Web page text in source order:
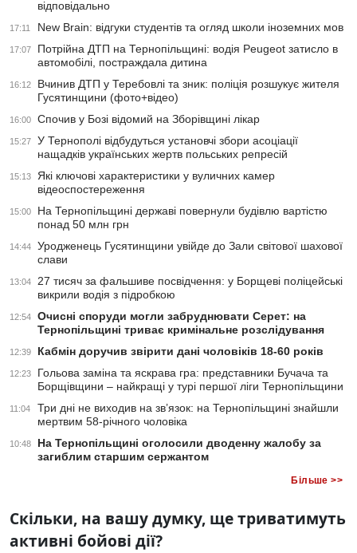
відповідально
17:11 New Brain: відгуки студентів та огляд школи іноземних мов
17:07
Потрійна ДТП на Тернопільщині: водія Peugeot затисло в
автомобілі, постраждала дитина
16:12
Вчинив ДТП у Теребовлі та зник: поліція розшукує жителя
Гусятинщини (фото+відео)
16:00 Спочив у Бозі відомий на Зборівщині лікар
15:27
У Тернополі відбудуться установчі збори асоціації
нащадків українських жертв польських репресій
15:13
Які ключові характеристики у вуличних камер
відеоспостереження
15:00
На Тернопільщині державі повернули будівлю вартістю
понад 50 млн грн
14:44
Уродженець Гусятинщини увійде до Зали світової шахової
слави
13:04
27 тисяч за фальшиве посвідчення: у Борщеві поліцейські
викрили водія з підробкою
12:54
Очисні споруди могли забруднювати Серет: на
Тернопільщині триває кримінальне розслідування
12:39 Кабмін доручив звірити дані чоловіків 18-60 років
12:23
Гольова заміна та яскрава гра: представники Бучача та
Борщівщини – найкращі у турі першої ліги Тернопільщини
11:04
Три дні не виходив на зв’язок: на Тернопільщині знайшли
мертвим 58-річного чоловіка
10:48
На Тернопільщині оголосили дводенну жалобу за
загиблим старшим сержантом
Більше >>
Скільки, на вашу думку, ще триватимуть
активні бойові дії?